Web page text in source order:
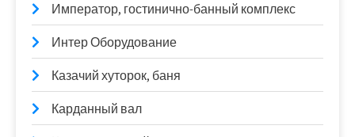
Император, гостинично-банный комплекс
Интер Оборудование
Казачий хуторок, баня
Карданный вал